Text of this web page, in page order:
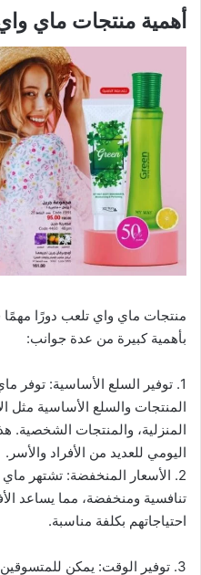
أهمية منتجات ماي
منتجات ماي واي تلعب دورًا
بأهمية كبيرة من عدة جوانب:
1. توفير السلع الأساسية:
المنتجات والسلع الأساسية مثل
المنزلية، والمنتجات الشخصية.
اليومي للعديد من الأفراد والأسر.
2. الأسعار المنخفضة: تشتهر
تنافسية ومنخفضة، مما يساعد
احتياجاتهم بكلفة مناسبة.
3. توفير الوقت: يمكن